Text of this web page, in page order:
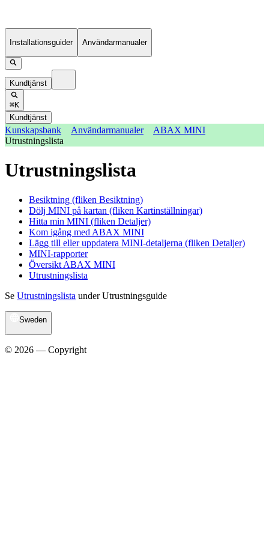
Installationsguider Användarmanualer
Kundtjänst
⌘K
Kundtjänst
Kunskapsbank Användarmanualer
ABAX MINI
Utrustningslista
Utrustningslista
Besiktning (fliken Besiktning)
Dölj MINI på kartan (fliken Kartinställningar)
Hitta min MINI (fliken Detaljer)
Kom igång med ABAX MINI
Lägg till eller uppdatera MINI-detaljerna (fliken Detaljer)
MINI-rapporter
Översikt ABAX MINI
Utrustningslista
Se Utrustningslista under Utrustningsguide
Sweden
© 2026 — Copyright